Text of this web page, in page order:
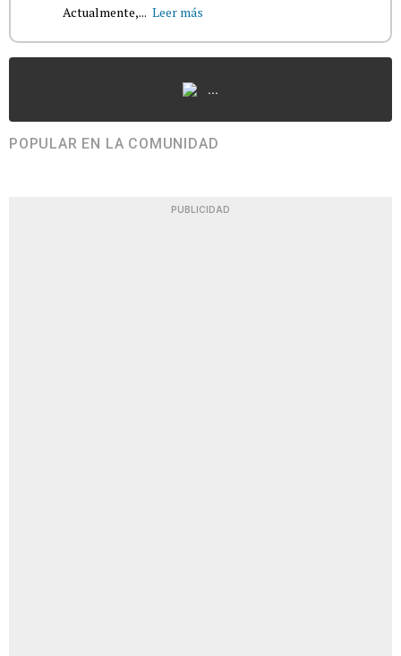
Actualmente,... Leer más
...
POPULAR EN LA COMUNIDAD
PUBLICIDAD